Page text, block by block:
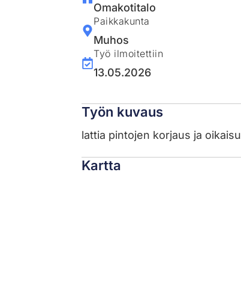
Omakotitalo
Paikkakunta
Muhos
Työ ilmoitettiin
13.05.2026
Työn kuvaus
lattia pintojen korjaus ja oikaisu
Kartta